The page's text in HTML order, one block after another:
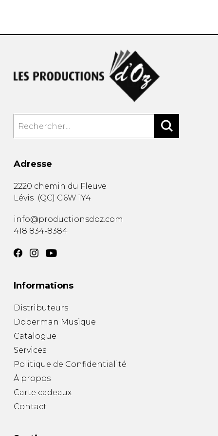
Adresse
2220 chemin du Fleuve
Lévis (QC) G6W 1Y4
info@productionsdoz.com
418 834-8384
Informations
Distributeurs
Doberman Musique
Catalogue
Services
Politique de Confidentialité
À propos
Carte cadeaux
Contact